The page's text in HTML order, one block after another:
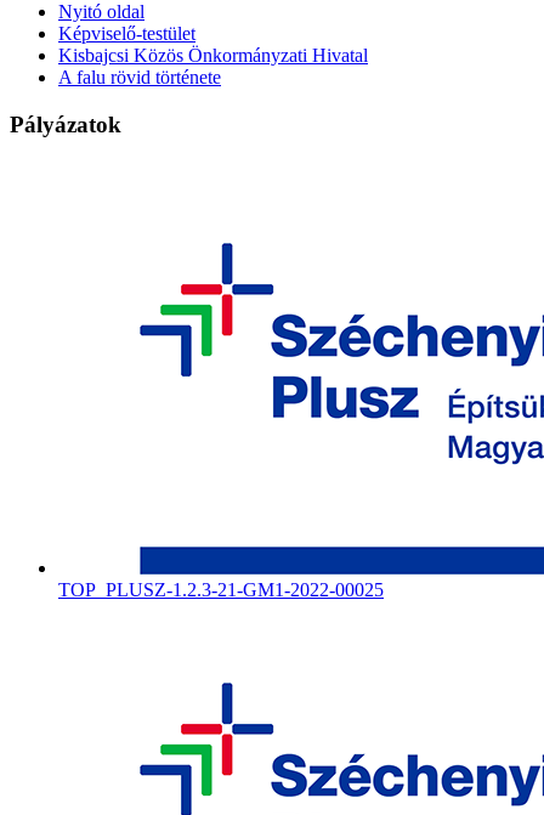
Nyitó oldal
Képviselő-testület
Kisbajcsi Közös Önkormányzati Hivatal
A falu rövid története
Pályázatok
TOP_PLUSZ-1.2.3-21-GM1-2022-00025